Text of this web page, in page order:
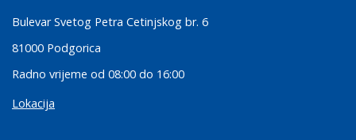
Bulevar Svetog Petra Cetinjskog br. 6
81000 Podgorica
Radno vrijeme od 08:00 do 16:00
Lokacija